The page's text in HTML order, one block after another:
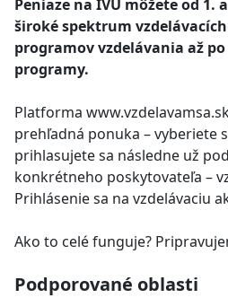
Peniaze na IVU môžete od 1.
široké spektrum
programov vzdelávania až
programy.
Platforma
prehľadná ponuka – vyberiete
prihlasujete sa následne už
konkrétneho poskytovateľa –
Prihlásenie sa na vzdelávaciu
Ako to celé funguje?
Podporované oblasti